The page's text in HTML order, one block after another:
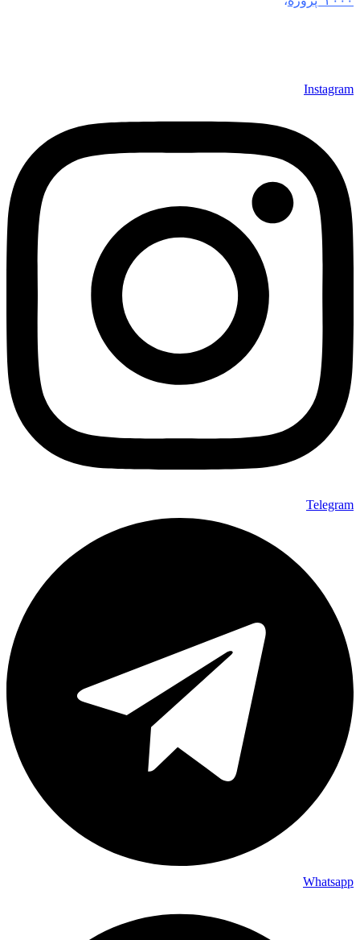
Instagram
Telegram
Whatsapp